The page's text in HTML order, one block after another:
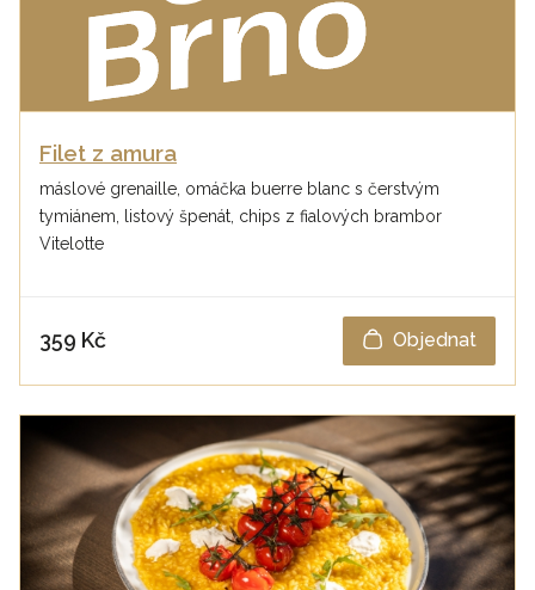
Filet z amura
máslové grenaille, omáčka buerre blanc s čerstvým
tymiánem, listový špenát, chips z fialových brambor
Vitelotte
359 Kč Objednat